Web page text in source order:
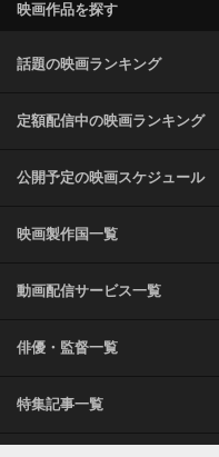
映画作品を探す
話題の映画ランキング
定額配信中の映画ランキング
公開予定の映画スケジュール
映画製作国一覧
動画配信サービス一覧
俳優・監督一覧
特集記事一覧